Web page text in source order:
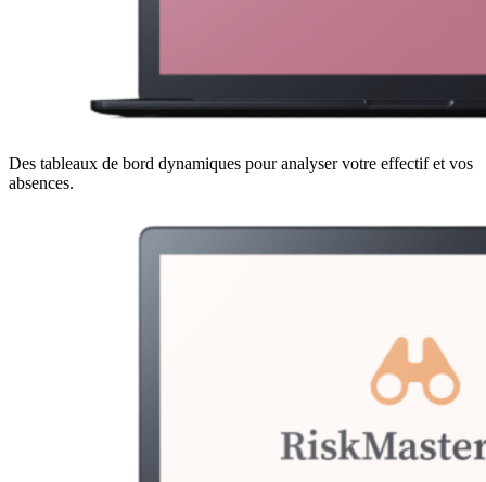
Des tableaux de bord dynamiques pour analyser votre effectif et vos
absences.